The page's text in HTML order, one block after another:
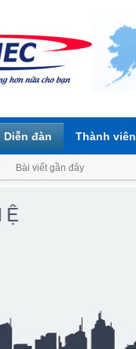
Diễn đàn
Bài viết gần đây
Thành viên